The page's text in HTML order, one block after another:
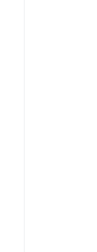
materiais-eletricos/